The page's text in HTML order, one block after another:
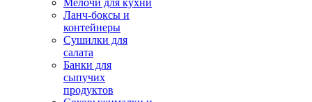
Мелочи для кухни
Ланч-боксы и
контейнеры
Сушилки для
салата
Банки для
сыпучих
продуктов